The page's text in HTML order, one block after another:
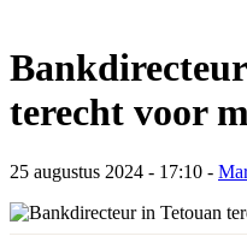
terecht voor
25 augustus 2024 - 17:10 -